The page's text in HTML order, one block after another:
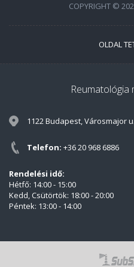
COPYRIGHT ©
OLDAL
Reumatológia
1122 Budapest, Városmajor
Telefon: +36 20 968 6886
Rendelési idő:
Hétfő: 14:00 - 15:00
Kedd, Csütörtök: 18:00 - 20:00
Péntek: 13:00 - 14:00